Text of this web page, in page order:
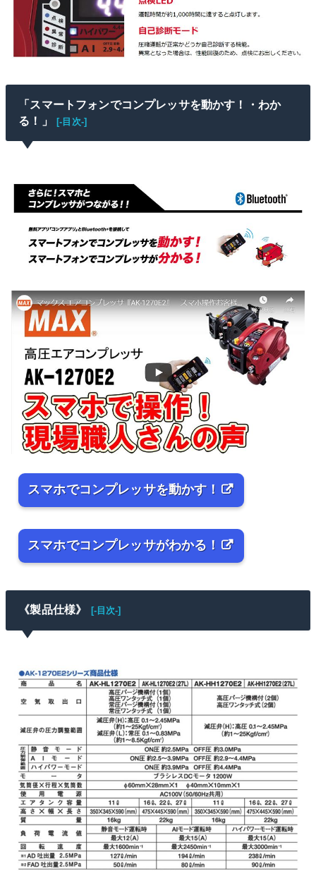
「スマートフォンでコンプレッサを動かす！・わか
る！」
[-目次-]
スマホでコンプレッサを動かす！
スマホでコンプレッサがわかる！
《製品仕様》 [-目次-]